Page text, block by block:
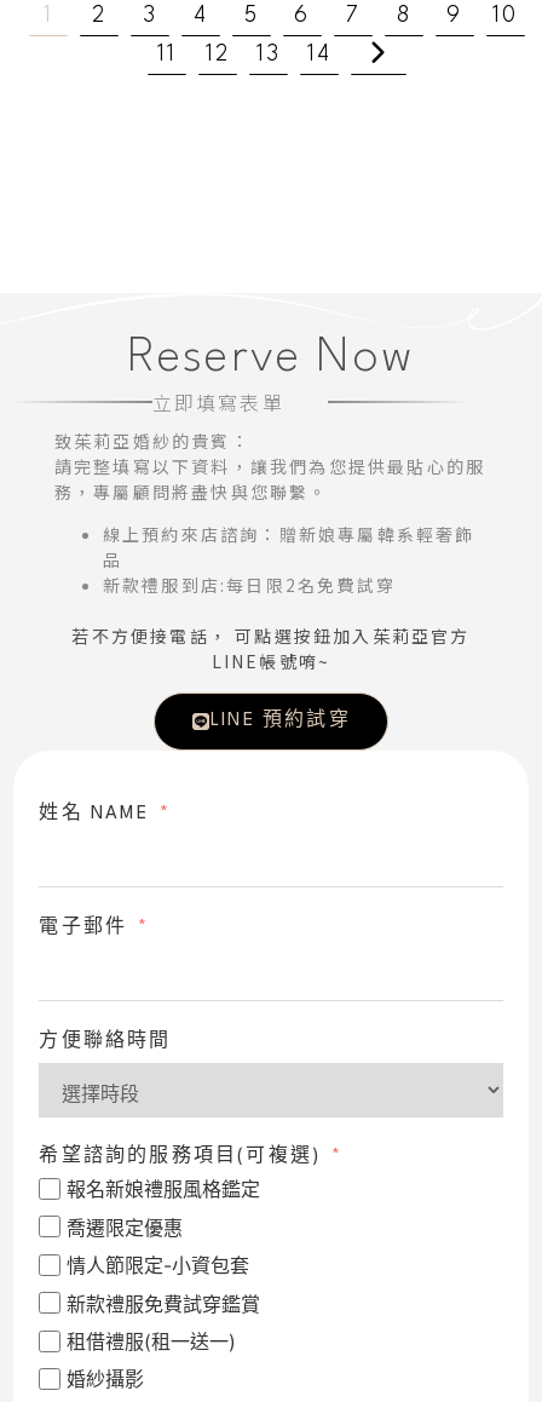
2 3 4 5 6 7 8 9
10
12 13 14
Reserve Now
立即填寫表單
致茱莉亞婚紗的貴賓：
請完整填寫以下資料，讓我們為您提供最貼心的服
務，專屬顧問將盡快與您聯繫。
線上預約來店諮詢：贈新娘專屬韓系輕奢飾
品
新款禮服到店:每日限2名免費試穿
若不方便接電話， 可點選按鈕加入茱莉亞官方
LINE帳號唷~
LINE 預約試穿
姓名 NAME
電子郵件
方便聯絡時間
希望諮詢的服務項目(可複選)
報名新娘禮服風格鑑定
喬遷限定優惠
情人節限定-小資包套
新款禮服免費試穿鑑賞
租借禮服(租一送一)
婚紗攝影